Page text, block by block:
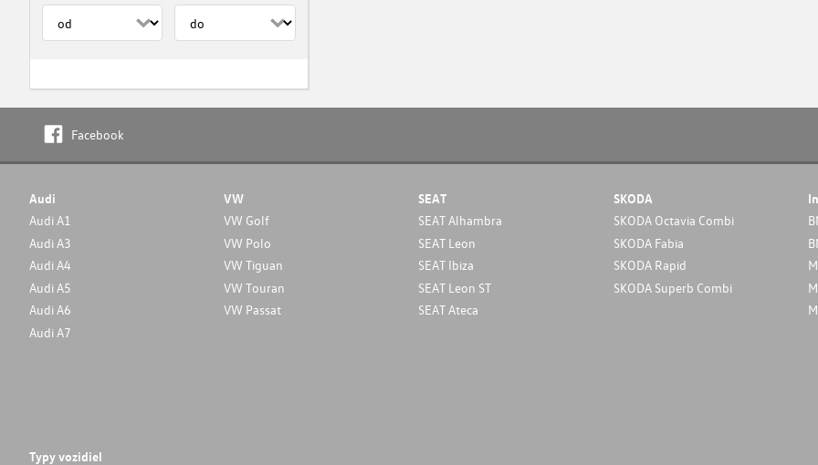
Facebook
Audi
Audi A1
Audi A3
Audi A4
Audi A5
Audi A6
Audi A7
VW
VW Golf
VW Polo
VW Tiguan
VW Touran
VW Passat
SEAT
SEAT Alhambra
SEAT Leon
SEAT Ibiza
SEAT Leon ST
SEAT Ateca
SKODA
SKODA Octavia Combi
SKODA Fabia
SKODA Rapid
SKODA Superb Combi
Typy vozidiel